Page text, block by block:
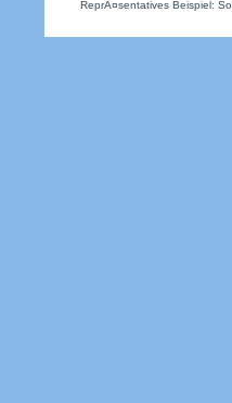
ReprÃ¤sentatives Beispiel: